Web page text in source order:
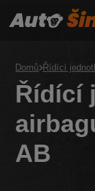
Domů Řídící
Řídící
AB